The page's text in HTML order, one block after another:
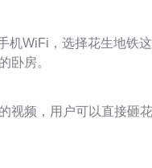
机WiFi，选择花生地铁
卧房。
视频，用户可以直接砸